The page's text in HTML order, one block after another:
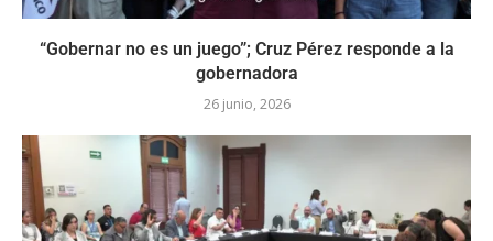
“Gobernar no es un juego”; Cruz Pérez responde a la
gobernadora
26 junio, 2026